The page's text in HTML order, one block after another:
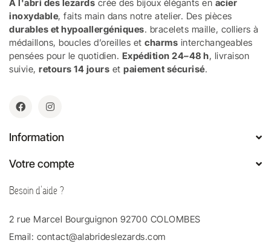
A l'abri des lezards crée des bijoux élégants en acier
inoxydable, faits main dans notre atelier. Des pièces
durables et hypoallergéniques. bracelets maille, colliers à
médaillons, boucles d’oreilles et charms interchangeables
pensées pour le quotidien. Expédition 24–48 h, livraison
suivie, retours 14 jours et paiement sécurisé.
Information
Votre compte
Besoin d'aide ?
2 rue Marcel Bourguignon 92700 COLOMBES
Email: contact@alabrideslezards.com